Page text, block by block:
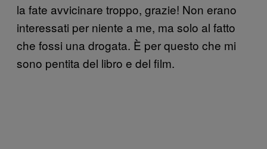
la fate avvicinare troppo, grazie! Non erano
interessati per niente a me, ma solo al fatto
che fossi una drogata. È per questo che mi
sono pentita del libro e del film.